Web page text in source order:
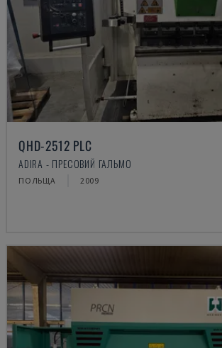
QHD-2512 PLC
ADIRA - ПРЕСОВИЙ ГАЛЬМО
ПОЛЬЩА 2009